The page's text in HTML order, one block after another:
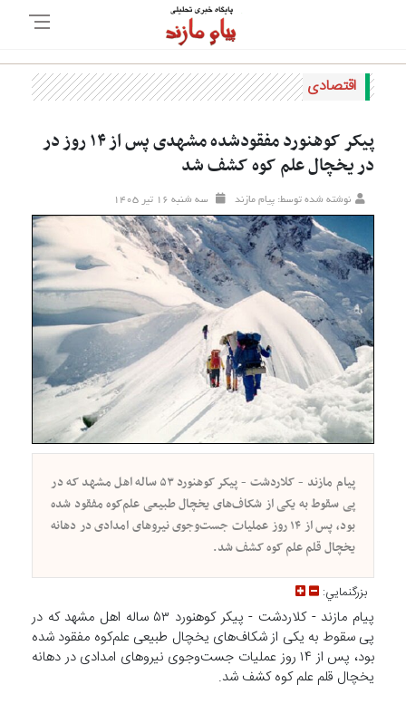
اقتصادی
پیکر کوهنورد مفقودشده مشهدی پس از ۱۴ روز در
در یخچال علم کوه کشف شد
نوشته شده توسط: پیام مازند سه شنبه ۱۶ تير ۱۴۰۵
پیام مازند - کلاردشت - پیکر کوهنورد ۵۳ ساله اهل مشهد که در
پی سقوط به یکی از شکاف‌های یخچال طبیعی علم‌کوه مفقود شده
بود، پس از ۱۴ روز عملیات جست‌وجوی نیروهای امدادی در دهانه
یخچال قلم علم کوه کشف شد.
بزرگنمايي:
پیام مازند - کلاردشت - پیکر کوهنورد ۵۳ ساله اهل مشهد که در
پی سقوط به یکی از شکاف‌های یخچال طبیعی علم‌کوه مفقود شده
بود، پس از ۱۴ روز عملیات جست‌وجوی نیروهای امدادی در دهانه
یخچال قلم علم کوه کشف شد.